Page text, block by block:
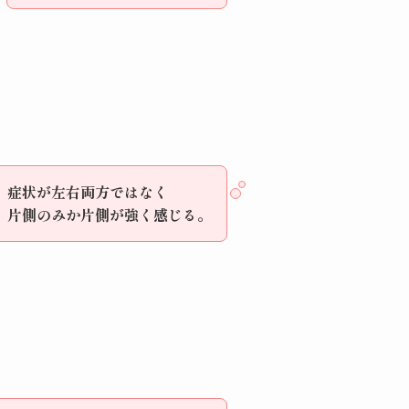
症状が左右両方ではなく
片側のみか片側が強く感じる。